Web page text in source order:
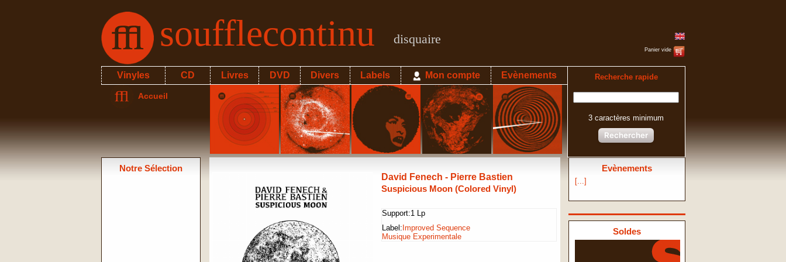
soufflecontinu disquaire
Panier vide
Vinyles CD Livres DVD Divers Labels Mon compte Evènements Recherche rapide
3 caractères minimum
Rechercher
Accueil
Evènements
[...]
Soldes
Notre Sélection
David Fenech - Pierre Bastien
Suspicious Moon (Colored Vinyl)
Support:1 Lp
Label: Improved Sequence
Musique Experimentale